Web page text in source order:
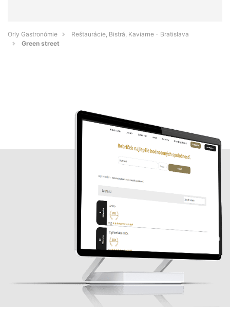
Orly Gastronómie
Reštaurácie, Bistrá, Kaviarne - Bratislava
Green street